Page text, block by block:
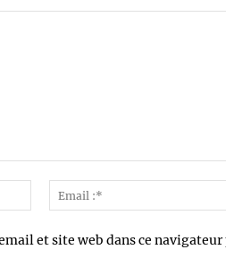
:*
et site web dans ce